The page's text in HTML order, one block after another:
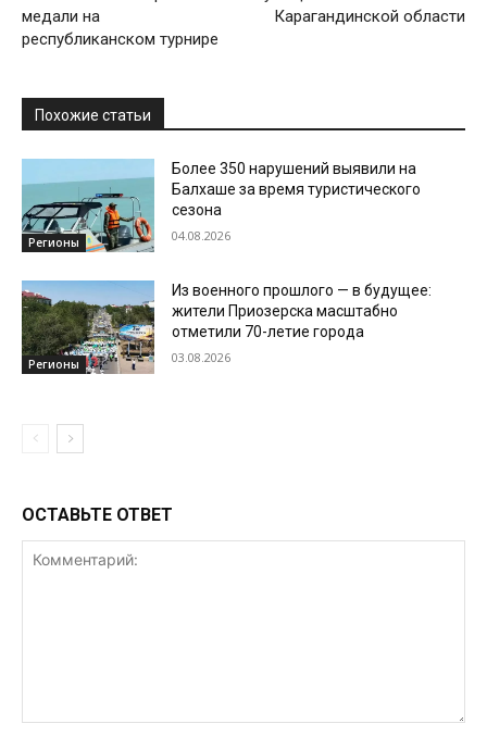
медали на
республиканском турнире
Карагандинской области
Похожие статьи
Регионы
Более 350 нарушений выявили на
Балхаше за время туристического
сезона
04.08.2026
Регионы
Из военного прошлого — в будущее:
жители Приозерска масштабно
отметили 70-летие города
03.08.2026
ОСТАВЬТЕ ОТВЕТ